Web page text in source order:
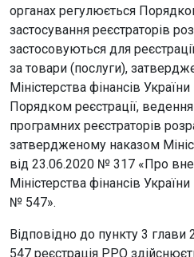
органах регулюється
застосування реєстраторів
застосовуються для
за товари (послуги),
Міністерства фінансів
Порядком реєстрації,
програмних реєстраторів
затвердженому наказом
від 23.06.2020 № 317 «Про
Міністерства фінансів
№ 547».
Відповідно до пункту 3
547 реєстрація РРО